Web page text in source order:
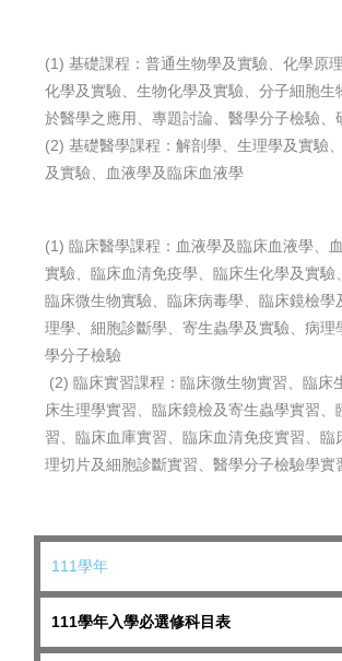
(1) 基礎課程：普通生物學及實驗、化學原
化學及實驗、生物化學及實驗、分子細胞生
於醫學之應用、專題討論、醫學分子檢驗、
(2) 基礎醫學課程：解剖學、生理學及實驗
及實驗、血液學及臨床血液學
(1) 臨床醫學課程：血液學及臨床血液學、
實驗、臨床血清免疫學、臨床生化學及實驗
臨床微生物實驗、臨床病毒學、臨床鏡檢學
理學、細胞診斷學、寄生蟲學及實驗、病理
學分子檢驗
(2) 臨床實習課程：臨床微生物實習、臨床
床生理學實習、臨床鏡檢及寄生蟲學實習、
習、臨床血庫實習、臨床血清免疫實習、臨
理切片及細胞診斷實習、醫學分子檢驗學實
111學年
111學年入學必選修科目表